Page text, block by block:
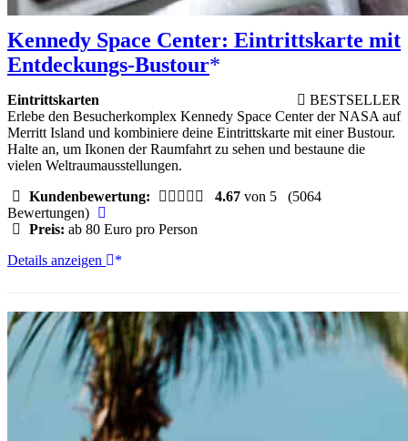
Kennedy Space Center: Eintrittskarte mit
Entdeckungs-Bustour
Eintrittskarten
BESTSELLER
Erlebe den Besucherkomplex Kennedy Space Center der NASA auf
Merritt Island und kombiniere deine Eintrittskarte mit einer Bustour.
Halte an, um Ikonen der Raumfahrt zu sehen und bestaune die
vielen Weltraumausstellungen.
Kundenbewertung:
4.67 von 5 (5064
Bewertungen)
Preis: ab 80 Euro pro Person
Kennedy
Eintrittskarte
mit
Entdeckungs-
Bustour
Details anzeigen